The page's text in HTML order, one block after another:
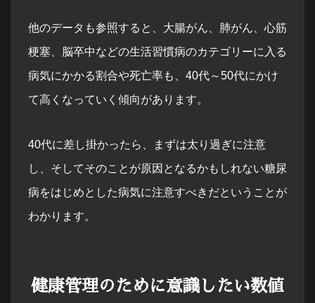
他のデータも参照すると、大腸がん、肺がん、心筋
梗塞、脳卒中などの生活習慣病のカテゴリーに入る
病気にかかる割合や死亡率も、40代～50代にかけ
て高くなっていく傾向があります。
40代に差し掛かったら、まずは太り過ぎに注意
し、そしてそのことが原因となるかもしれない糖尿
病をはじめとした病気に注意すべきだということが
わかります。
健康管理のために意識したい数値